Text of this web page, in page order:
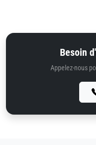
Besoin
Appelez-nous